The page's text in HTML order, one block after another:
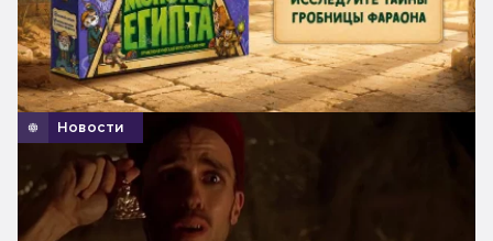
Новости